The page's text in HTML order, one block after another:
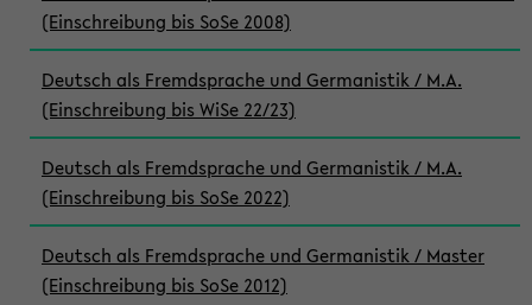
(Einschreibung bis SoSe 2008)
Deutsch als Fremdsprache und Germanistik / M.A.
(Einschreibung bis WiSe 22/23)
Deutsch als Fremdsprache und Germanistik / M.A.
(Einschreibung bis SoSe 2022)
Deutsch als Fremdsprache und Germanistik / Master
(Einschreibung bis SoSe 2012)